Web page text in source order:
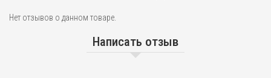
Нет отзывов о данном товаре.
Написать отзыв